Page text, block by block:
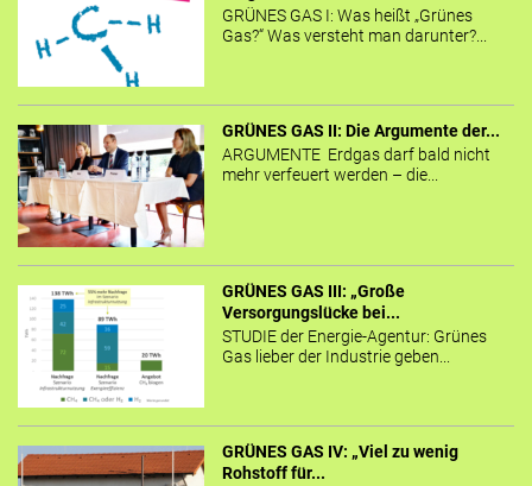
GRÜNES GAS I: Was heißt „Grünes
Gas?“ Was versteht man darunter?...
GRÜNES GAS II: Die Argumente der...
ARGUMENTE Erdgas darf bald nicht
mehr verfeuert werden – die...
GRÜNES GAS III: „Große
Versorgungslücke bei...
STUDIE der Energie-Agentur: Grünes
Gas lieber der Industrie geben...
GRÜNES GAS IV: „Viel zu wenig
Rohstoff für...